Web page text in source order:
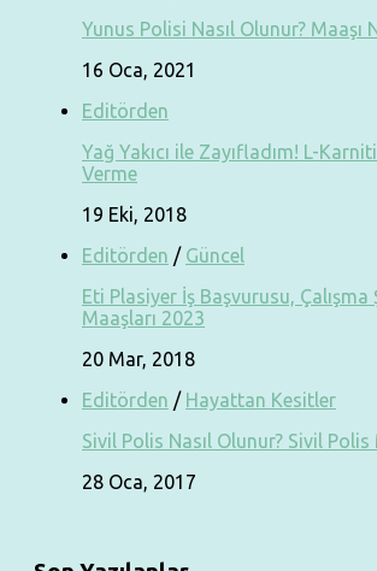
Yunus Polisi Nasıl Olunur? Maaşı
16 Oca, 2021
Editörden
Yağ Yakıcı ile Zayıfladım! L-
Verme
19 Eki, 2018
Editörden / Güncel
Eti Plasiyer İş Başvurusu, Çalışma
Maaşları 2023
20 Mar, 2018
Editörden / Hayattan Kesitler
Sivil Polis Nasıl Olunur? Sivil Polis
28 Oca, 2017